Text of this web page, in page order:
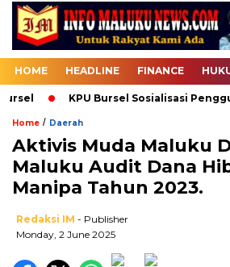
HOME HEADLINE FINANCE
KPU Bursel Sosialisasi
Home / Daerah
Aktivis Muda Maluku
Maluku Audit Dana
Manipa Tahun 2023.
Redaksi IM - Publisher
Monday, 2 June 2025